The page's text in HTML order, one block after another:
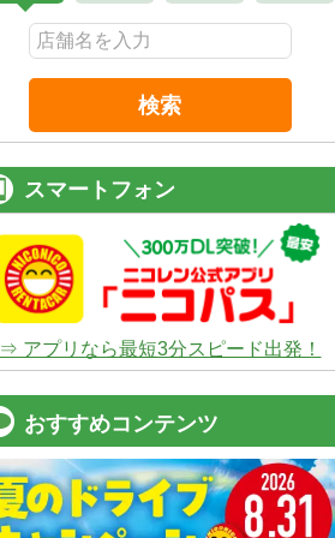
検索
スマートフォン
⇒ アプリなら最短3分スピード出発！
おすすめコンテンツ